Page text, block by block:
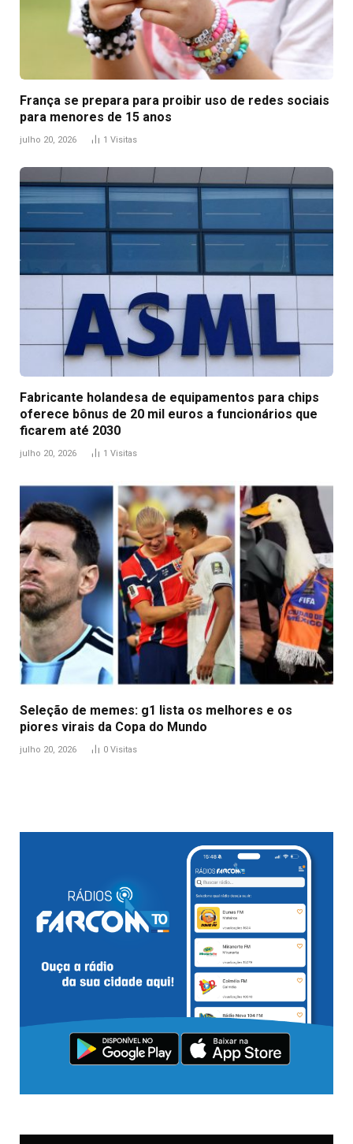
França se prepara para proibir uso de redes sociais
para menores de 15 anos
julho 20, 2026 1 Visitas
Fabricante holandesa de equipamentos para chips
oferece bônus de 20 mil euros a funcionários que
ficarem até 2030
julho 20, 2026 1 Visitas
Seleção de memes: g1 lista os melhores e os
piores virais da Copa do Mundo
julho 20, 2026 0 Visitas